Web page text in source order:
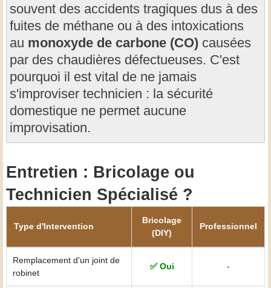
souvent des accidents tragiques dus à des
fuites de méthane ou à des intoxications
au monoxyde de carbone (CO) causées
par des chaudières défectueuses. C'est
pourquoi il est vital de ne jamais
s'improviser technicien : la sécurité
domestique ne permet aucune
improvisation.
Entretien : Bricolage ou
Technicien Spécialisé ?
Type d'Intervention
Bricolage
(DIY)
Professionnel
Remplacement d'un joint de
robinet
✅ Oui -